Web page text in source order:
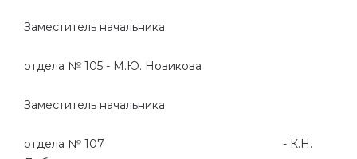
Заместитель начальника
отдела № 105 - М.Ю. Новикова
Заместитель начальника
отдела № 107 - К.Н.